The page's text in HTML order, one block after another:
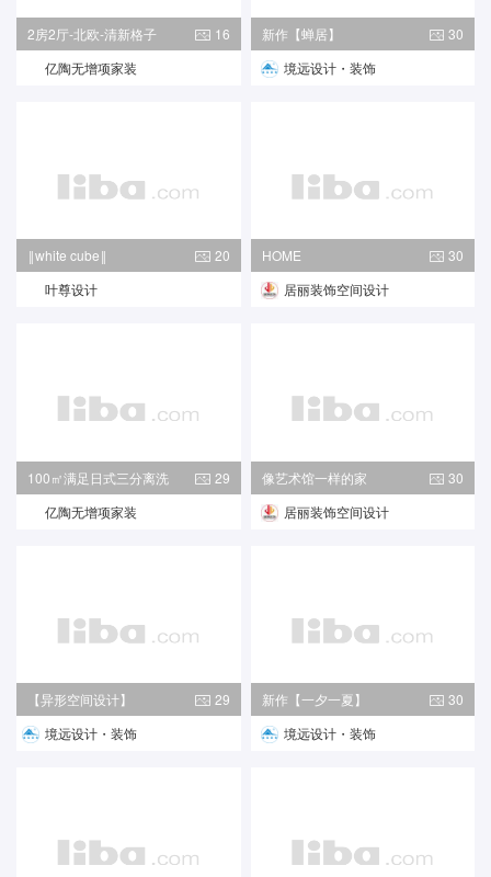
2房2厅-北欧-清新格子
16
亿陶无增项家装
新作【蝉居】
30
境远设计・装饰
‖white cube‖
20
叶尊设计
HOME
30
居丽装饰空间设计
100㎡满足日式三分离洗
29
亿陶无增项家装
像艺术馆一样的家
30
居丽装饰空间设计
【异形空间设计】
29
境远设计・装饰
新作【一夕一夏】
30
境远设计・装饰